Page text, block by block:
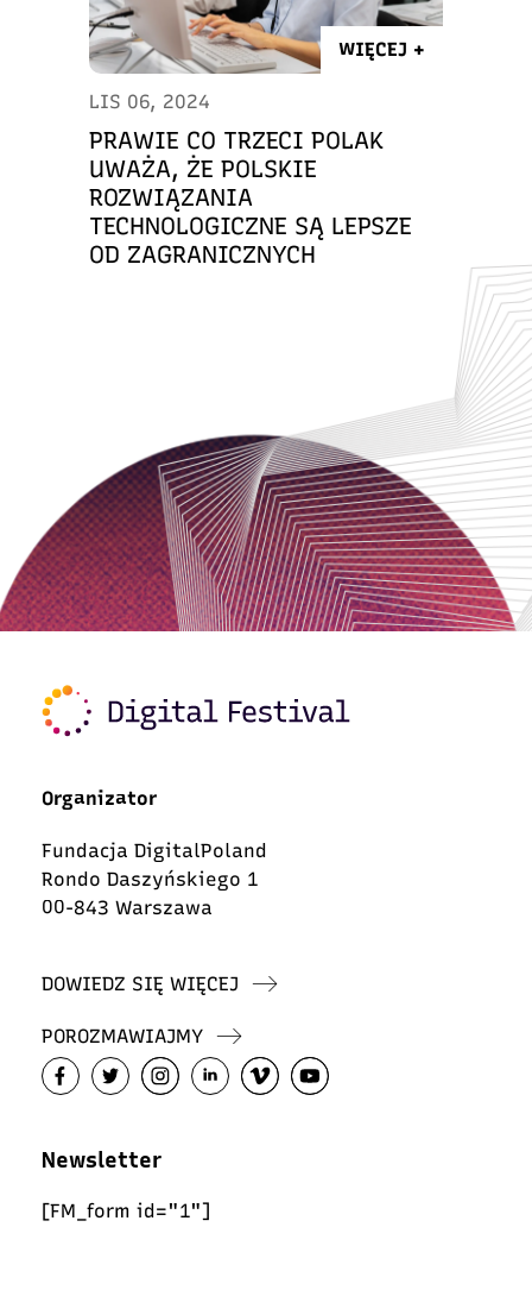
WIĘCEJ +
LIS 06, 2024
PRAWIE CO TRZECI POLAK
UWAŻA, ŻE POLSKIE
ROZWIĄZANIA
TECHNOLOGICZNE SĄ LEPSZE
OD ZAGRANICZNYCH
Organizator
Fundacja DigitalPoland
Rondo Daszyńskiego 1
00-843 Warszawa
DOWIEDZ SIĘ WIĘCEJ
POROZMAWIAJMY
Newsletter
[FM_form id="1"]